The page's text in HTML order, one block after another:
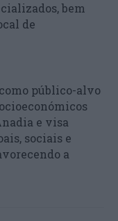
bem
de
público-alvo
e visa
sociais e
a